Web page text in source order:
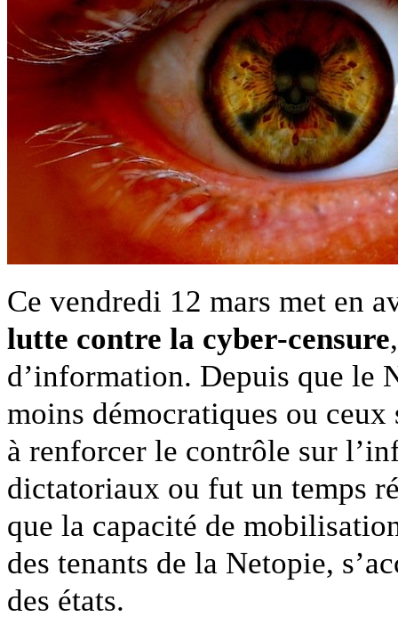
Ce vendredi 12 mars met en
lutte contre la cyber-censure
d’information. Depuis que le
moins démocratiques ou
à renforcer le contrôle sur
dictatoriaux ou fut un temps
que la capacité de
des tenants de la Netopie,
des états.